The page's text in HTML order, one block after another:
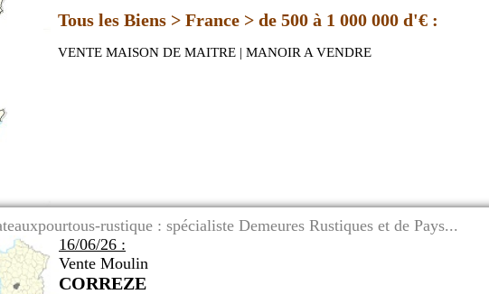
Tous les Biens > France > de 500 à 1 000 000 d'€ :
VENTE MAISON DE MAITRE | MANOIR A VENDRE
rustique : spécialiste Demeures Rustiques et de Pays...
16/06/26 :
Vente Moulin
CORREZE